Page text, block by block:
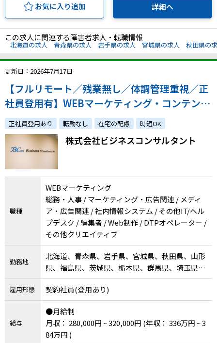
お気に入り追加 詳細へ
この求人に関連する障害者求人・転職情報
北海道の求人 青森県の求人 岩手県の求人 宮城県の求人 秋田県の
更新日：2026年7月17日
【フルリモート／残業無し／体調管理重視／正
社員登用有】WEBマーケティング・コンテンツ
作成／体調への配慮やご家庭との両立をしなが
ら経験を活かしませんか？
正社員登用あり 転勤なし 在宅の配慮 時短OK
株式会社ビジネスコンサルタント
職種
WEBマーケティング
総務・人事 / マーケティング・広告関連 / メディ
ア・広告関連 / 社内情報システム / その他IT/ヘル
プデスク / 編集者 / Web制作 / DTPオペレーター /
その他クリエイティブ
勤務地
北海道、青森県、岩手県、宮城県、秋田県、山形
県、福島県、茨城県、栃木県、群馬県、埼玉県、
千葉県、東京都、神奈川県、新潟県、富山県、石
川県、福井県、山梨県、長野県、岐阜県、静岡
県、愛知県、三重県、滋賀県、京都府、大阪府、
兵庫県、奈良県、和歌山県、鳥取県、島根県、岡
山県、広島県、山口県、徳島県、香川県、愛媛
県、高知県、福岡県、佐賀県、長崎県、熊本県、
雇用形態 契約社員(登用あり)
給与
●月給制
月収： 280,000円 ~ 320,000円 (年収： 336万円 ~ 3
84万円 )